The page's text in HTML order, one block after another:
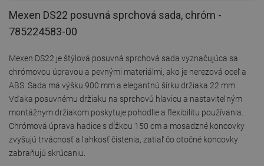
Mexen DS22 posuvná sprchová sada, chróm -
785224583-00
Mexen DS22 je štýlová posuvná sprchová sada vyznačujúca sa
chrómovou úpravou a pevnými materiálmi, ako je nerezová oceľ a
ABS. Sada má výšku 900 mm a elegantnú šírku držiaka 22 mm.
Vďaka posuvnému držiaku na sprchovú hlavicu a nastaviteľným
montážnym držiakom poskytuje pohodlie a flexibilitu používania.
Chrómová úprava hadice s dĺžkou 150 cm a mosadzné koncovky
zvyšujú trvácnosť a ľahkosť čistenia, zatiaľ čo otočné koncovky
zabraňujú skrúcaniu.